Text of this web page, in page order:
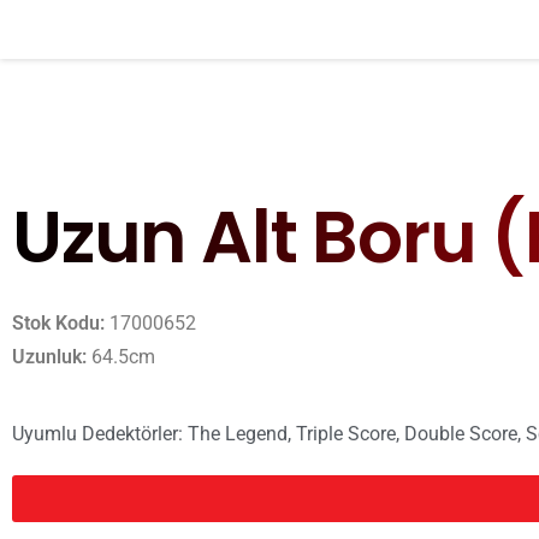
Uzun Alt Boru
Stok Kodu: 17000652
Uzunluk: 64.5cm
Uyumlu Dedektörler: The Legend, Triple Score, Double Score,
tarafıma ticari